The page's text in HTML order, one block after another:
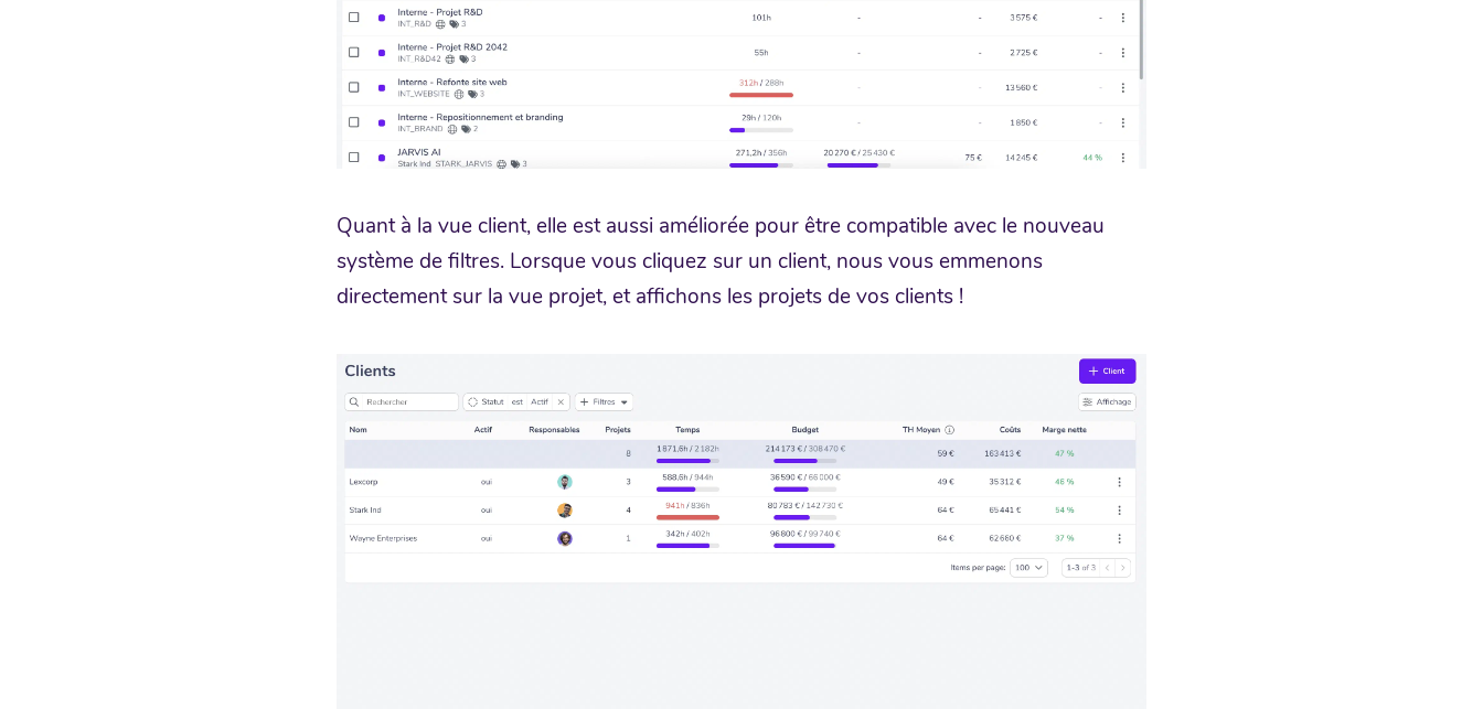
Quant à la vue client, elle est aussi améliorée pour être compatible avec le nouveau
système de filtres. Lorsque vous cliquez sur un client, nous vous emmenons
directement sur la vue projet, et affichons les projets de vos clients !